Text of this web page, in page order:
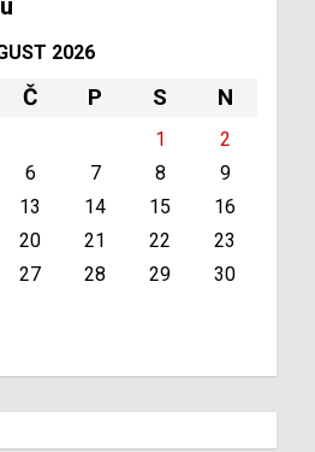
2026
Č P S N
1
2
6 7 8
9
13 14 15
16
20 21 22
23
27 28 29
30